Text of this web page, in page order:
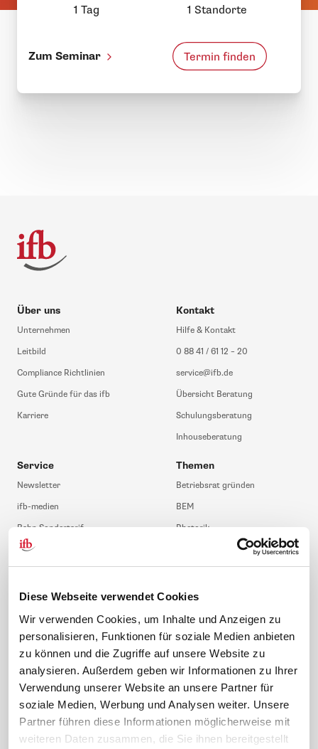
Diese Webseite verwendet Cookies
Wir verwenden Cookies, um Inhalte und Anzeigen zu
personalisieren, Funktionen für soziale Medien anbieten
zu können und die Zugriffe auf unsere Website zu
analysieren. Außerdem geben wir Informationen zu Ihrer
Verwendung unserer Website an unsere Partner für
soziale Medien, Werbung und Analysen weiter. Unsere
Partner führen diese Informationen möglicherweise mit
weiteren Daten zusammen, die Sie ihnen bereitgestellt
1 Tag
1 Standorte
Zum Seminar Termin finden
Über uns
Unternehmen
Leitbild
Compliance Richtlinien
Gute Gründe für das ifb
Karriere
Kontakt
Hilfe & Kontakt
0 88 41 / 61 12 – 20
service@ifb.de
Übersicht Beratung
Schulungsberatung
Inhouseberatung
Service
Newsletter
ifb-medien
Bahn Sondertarif
meinifb
FAQ
ifb-App Betriebsrat360
Themen
Betriebsrat gründen
BEM
Rhetorik
JAV-Wahl
News. Wissen. Themen.
Lexikon
Rechtsprechung
Gesetze
Folgen Sie uns
Sicherheit durch geprüfte
Qualität!